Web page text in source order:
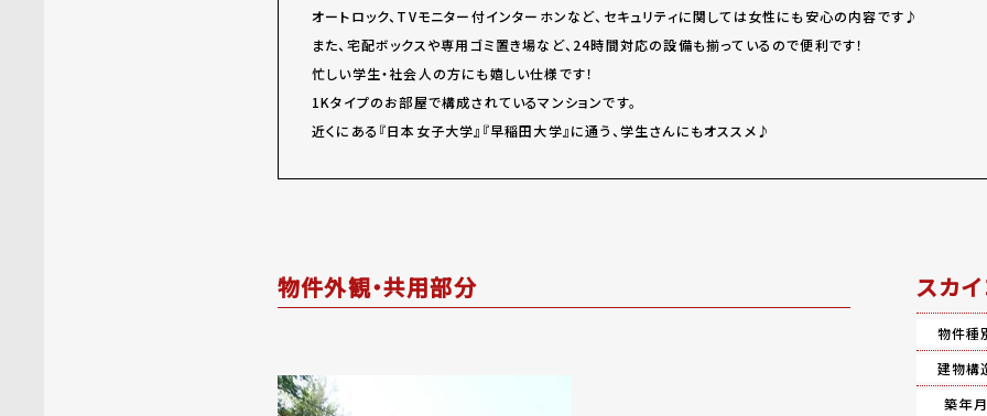
オートロック、TVモニター付インターホンなど、セキュリティに関しては女性にも安心の内容です♪
また、宅配ボックスや専用ゴミ置き場など、24時間対応の設備も揃っているので便利です！
忙しい学生・社会人の方にも嬉しい仕様です！
1Kタイプのお部屋で構成されているマンションです。
近くにある『日本女子大学』『早稲田大学』に通う、学生さんにもオススメ♪
物件外観・共用部分 スカ
物件種
建物構
築年月